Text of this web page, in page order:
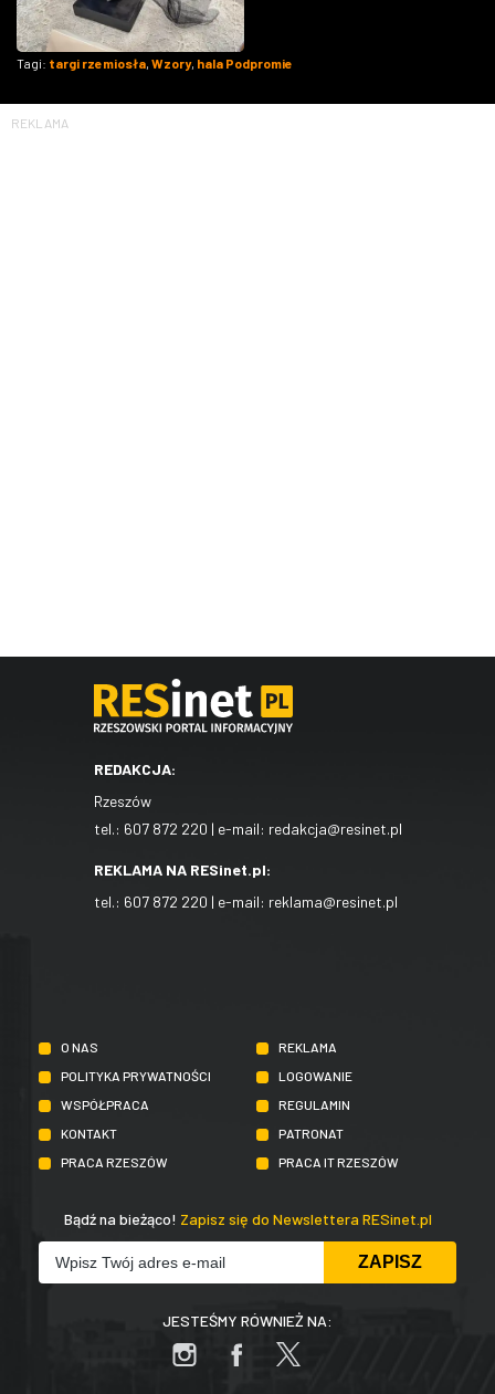
Tagi: targi rzemiosła, Wzory, hala Podpromie
REKLAMA
REDAKCJA:
Rzeszów
tel.: 607 872 220 | e-mail: redakcja@resinet.pl
REKLAMA NA RESinet.pl:
tel.: 607 872 220 | e-mail: reklama@resinet.pl
O NAS
REKLAMA
POLITYKA PRYWATNOŚCI
LOGOWANIE
WSPÓŁPRACA
REGULAMIN
KONTAKT
PATRONAT
PRACA RZESZÓW
PRACA IT RZESZÓW
Bądź na bieżąco! Zapisz się do Newslettera RESinet.pl
JESTEŚMY RÓWNIEŻ NA: